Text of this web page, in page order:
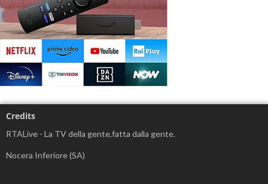
Credits
RTALive - La TV della gente,fatta dalla gente.
Nocera Inferiore (SA)